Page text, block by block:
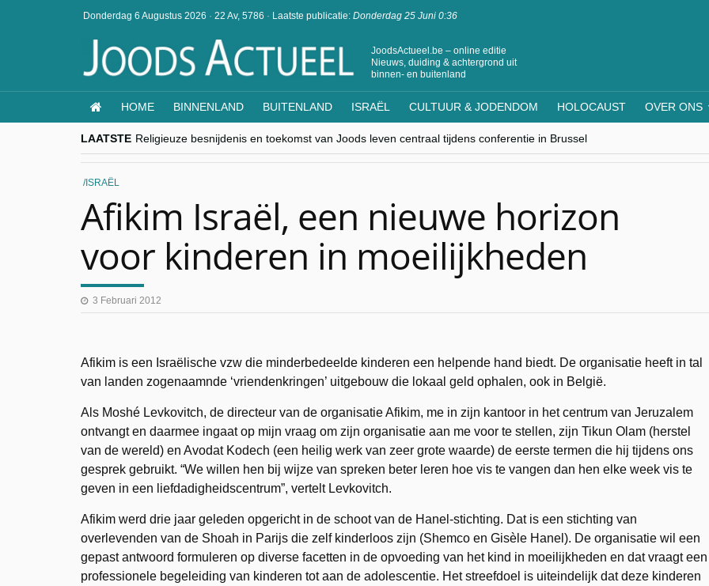
Donderdag 6 Augustus 2026 · 22 Av, 5786 · Laatste publicatie: Donderdag 25 Juni 0:36
JoodsActueel.be – online editie
Nieuws, duiding & achtergrond uit
binnen- en buitenland
HOME BINNENLAND BUITENLAND ISRAËL CULTUUR & JODENDOM HOLOCAUST OVER ONS
LAATSTE Religieuze besnijdenis en toekomst van Joods leven centraal tijdens conferentie in Brussel
“Besnijdenisdebat toont hoe moeilijk seculiere Westen minderheden begrijpt”, Jinnih Beels (Vooruit)
CITYTRIP | ROEMENIË – Boekarest: de verrassing van Oost-Europa
ISRAËL
Afikim Israël, een nieuwe horizon
voor kinderen in moeilijkheden
3 Februari 2012
Afikim is een Israëlische vzw die minderbedeelde kinderen een helpende hand biedt. De organisatie heeft in tal
van landen zogenaamnde ‘vriendenkringen’ uitgebouw die lokaal geld ophalen, ook in België.
Als Moshé Levkovitch, de directeur van de organisatie Afikim, me in zijn kantoor in het centrum van Jeruzalem
ontvangt en daarmee ingaat op mijn vraag om zijn organisatie aan me voor te stellen, zijn Tikun Olam (herstel
van de wereld) en Avodat Kodech (een heilig werk van zeer grote waarde) de eerste termen die hij tijdens ons
gesprek gebruikt. “We willen hen bij wijze van spreken beter leren hoe vis te vangen dan hen elke week vis te
geven in een liefdadigheidscentrum”, vertelt Levkovitch.
Afikim werd drie jaar geleden opgericht in de schoot van de Hanel-stichting. Dat is een stichting van
overlevenden van de Shoah in Parijs die zelf kinderloos zijn (Shemco en Gisèle Hanel). De organisatie wil een
gepast antwoord formuleren op diverse facetten in de opvoeding van het kind in moeilijkheden en dat vraagt een
professionele begeleiding van kinderen tot aan de adolescentie. Het streefdoel is uiteindelijk dat deze kinderen